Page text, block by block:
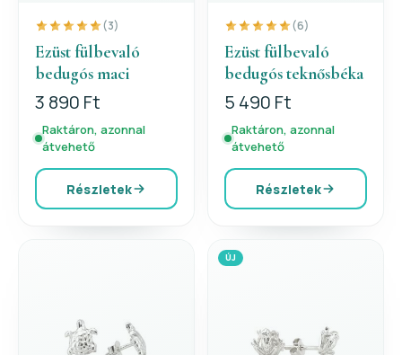
(3)
Ezüst fülbevaló
bedugós maci
3 890 Ft
Raktáron, azonnal
átvehető
Részletek
(6)
Ezüst fülbevaló
bedugós teknősbéka
5 490 Ft
Raktáron, azonnal
átvehető
Részletek
ÚJ